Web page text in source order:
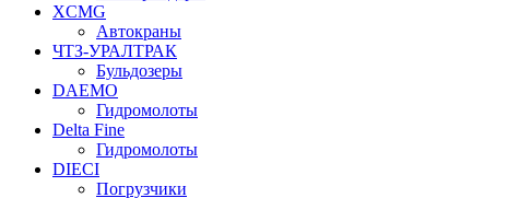
XCMG
Автокраны
ЧТЗ-УРАЛТРАК
Бульдозеры
DAEMO
Гидромолоты
Delta Fine
Гидромолоты
DIECI
Погрузчики